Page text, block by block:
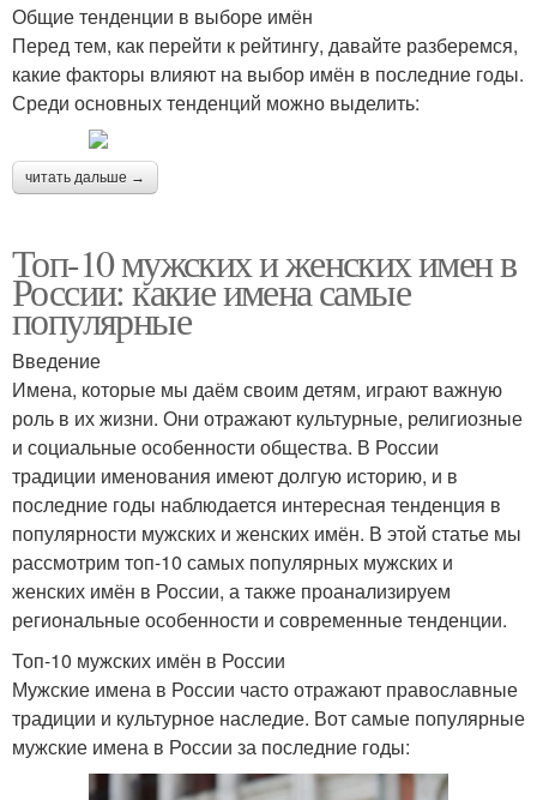
Общие тенденции в выборе имён
Перед тем, как перейти к рейтингу, давайте разберемся,
какие факторы влияют на выбор имён в последние годы.
Среди основных тенденций можно выделить:
читать дальше →
Топ-10 мужских и женских имен в
России: какие имена самые
популярные
Введение
Имена, которые мы даём своим детям, играют важную
роль в их жизни. Они отражают культурные, религиозные
и социальные особенности общества. В России
традиции именования имеют долгую историю, и в
последние годы наблюдается интересная тенденция в
популярности мужских и женских имён. В этой статье мы
рассмотрим топ-10 самых популярных мужских и
женских имён в России, а также проанализируем
региональные особенности и современные тенденции.
Топ-10 мужских имён в России
Мужские имена в России часто отражают православные
традиции и культурное наследие. Вот самые популярные
мужские имена в России за последние годы: